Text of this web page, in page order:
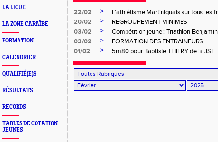
LA LIGUE
LA ZONE CARAÏBE
FORMATION
CALENDRIER
QUALIFIÉ(E)S
RÉSULTATS
RECORDS
TABLES DE COTATION
JEUNES
22/02 >
L'athlétisme Martiniquais sur tous les
20/02
>
REGROUPEMENT MINIMES
03/02
>
Compétition jeune : Triathlon Benjamin
03/02
>
FORMATION DES ENTRAINEURS
01/02
> 5m80 pour Baptiste THIERY de la JSF